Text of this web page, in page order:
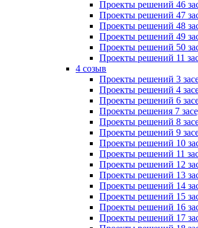
Проекты решений 46
Проекты решений 47
Проекты решений 48
Проекты решений 49
Проекты решений 50
Проекты решений 11
4 созыв
Проекты решений 3
Проекты решений 4
Проекты решений 6
Проекты решения 7
Проекты решений 8
Проекты решений 9
Проекты решений 10
Проекты решений 11
Проекты решений 12
Проекты решений 13
Проекты решений 14
Проекты решений 15
Проекты решений 16
Проекты решений 17